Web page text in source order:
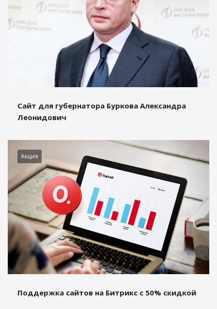
Сайт для губернатора Буркова Александра
Леонидович
Акция
Поддержка сайтов на Битрикс с 50% скидкой